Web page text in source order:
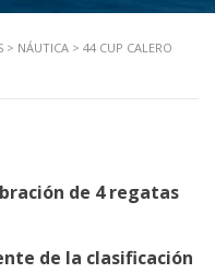
> NÁUTICA > 44 CUP CALERO
de 4 regatas
de la clasificación